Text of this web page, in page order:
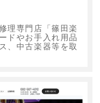
理専門店「篠田楽
ドやお手入れ用品
、中古楽器等を取